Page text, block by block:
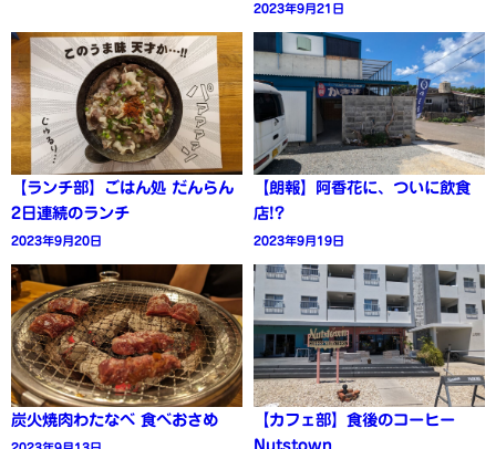
2023年9月21日
【ランチ部】ごはん処 だんらん
2日連続のランチ
2023年9月20日
【朗報】阿香花に、ついに飲食
店!?
2023年9月19日
炭火焼肉わたなべ 食べおさめ
【カフェ部】食後のコーヒー
Nutstown